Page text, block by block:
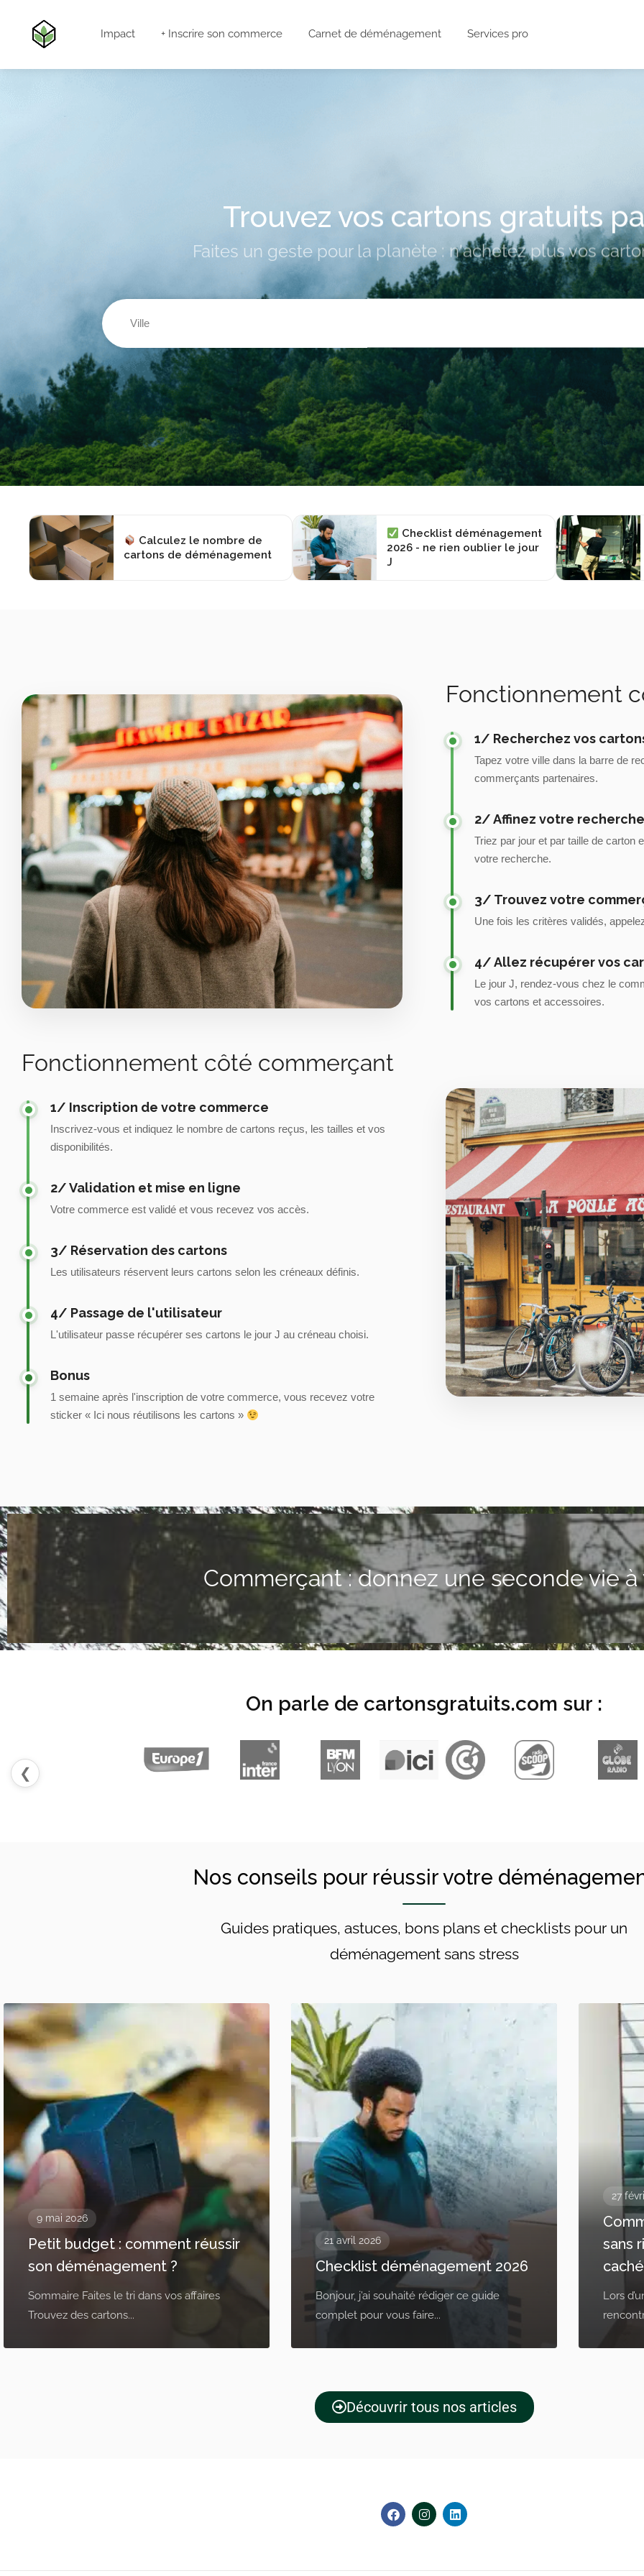
Impact + Inscrire son commerce Carnet de déménagement Services pro
Trouvez vos cartons gratuits
Faites un geste pour la planète : n'achetez plus vos
Ville
Calculez le nombre de
cartons de déménagement
Checklist déménagement
2026 - ne rien oublier le jour
J
Fonctionnement
1/ Recherchez vos
Tapez votre ville dans la barre de
commerçants partenaires.
2/ Affinez votre recherche
Triez par jour et par taille de carton
votre recherche.
3/ Trouvez votre
Une fois les critères validés,
4/ Allez récupérer vos
Le jour J, rendez-vous chez le
vos cartons et accessoires.
Fonctionnement côté commerçant
1/ Inscription de votre commerce
Inscrivez-vous et indiquez le nombre de cartons reçus, les tailles et vos
disponibilités.
2/ Validation et mise en ligne
Votre commerce est validé et vous recevez vos accès.
3/ Réservation des cartons
Les utilisateurs réservent leurs cartons selon les créneaux définis.
4/ Passage de l'utilisateur
L'utilisateur passe récupérer ses cartons le jour J au créneau choisi.
Bonus
1 semaine après l'inscription de votre commerce, vous recevez votre
sticker « Ici nous réutilisons les cartons »
Commerçant : donnez une seconde vie à
On parle de cartonsgratuits.com sur :
❮
Nos conseils pour réussir votre
Guides pratiques, astuces, bons plans et checklists pour un
déménagement sans stress
9 mai 2026
Petit budget : comment réussir
son déménagement ?
Sommaire Faites le tri dans vos affaires
Trouvez des cartons...
21 avril 2026
Checklist déménagement 2026
Bonjour, j’ai souhaité rédiger ce guide
complet pour vous faire...
27
sans
Lors
Découvrir tous nos articles